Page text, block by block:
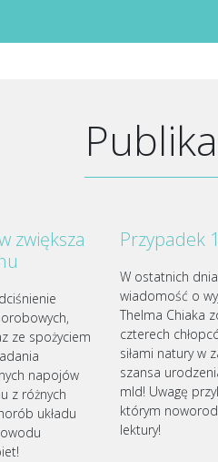
zwiększa
ze spożyciem
napojów
z różnych
układu
Przypadek
W ostatnich
wiadomość o
Thelma Chiaka
czterech
siłami natury w
szansa
mld! Uwagę
którym
lektury!